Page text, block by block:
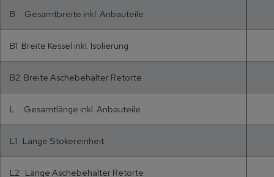
B Gesamtbreite inkl. Anbauteile
B1 Breite Kessel inkl. Isolierung
B2 Breite Aschebehälter Retorte
L Gesamtlänge inkl. Anbauteile
L1 Länge Stokereinheit
L2 Länge Aschebehälter Retorte